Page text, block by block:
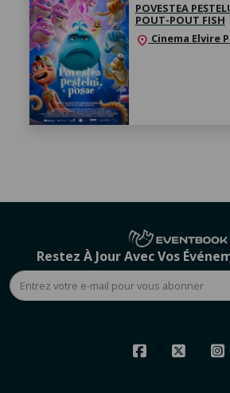
POVESTEA
POUT-POUT FISH
location_on Cinema Elvire
Restez À Jour Avec Vos